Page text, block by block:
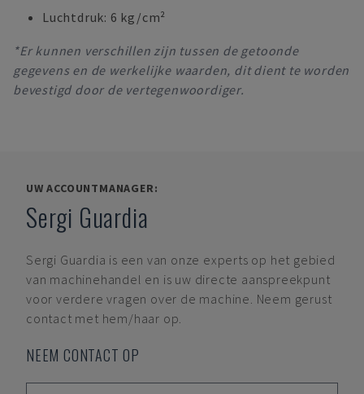
Luchtdruk: 6 kg/cm²
*Er kunnen verschillen zijn tussen de getoonde
gegevens en de werkelijke waarden, dit dient te worden
bevestigd door de vertegenwoordiger.
UW ACCOUNTMANAGER:
Sergi Guardia
Sergi Guardia is een van onze experts op het gebied
van machinehandel en is uw directe aanspreekpunt
voor verdere vragen over de machine. Neem gerust
contact met hem/haar op.
NEEM CONTACT OP